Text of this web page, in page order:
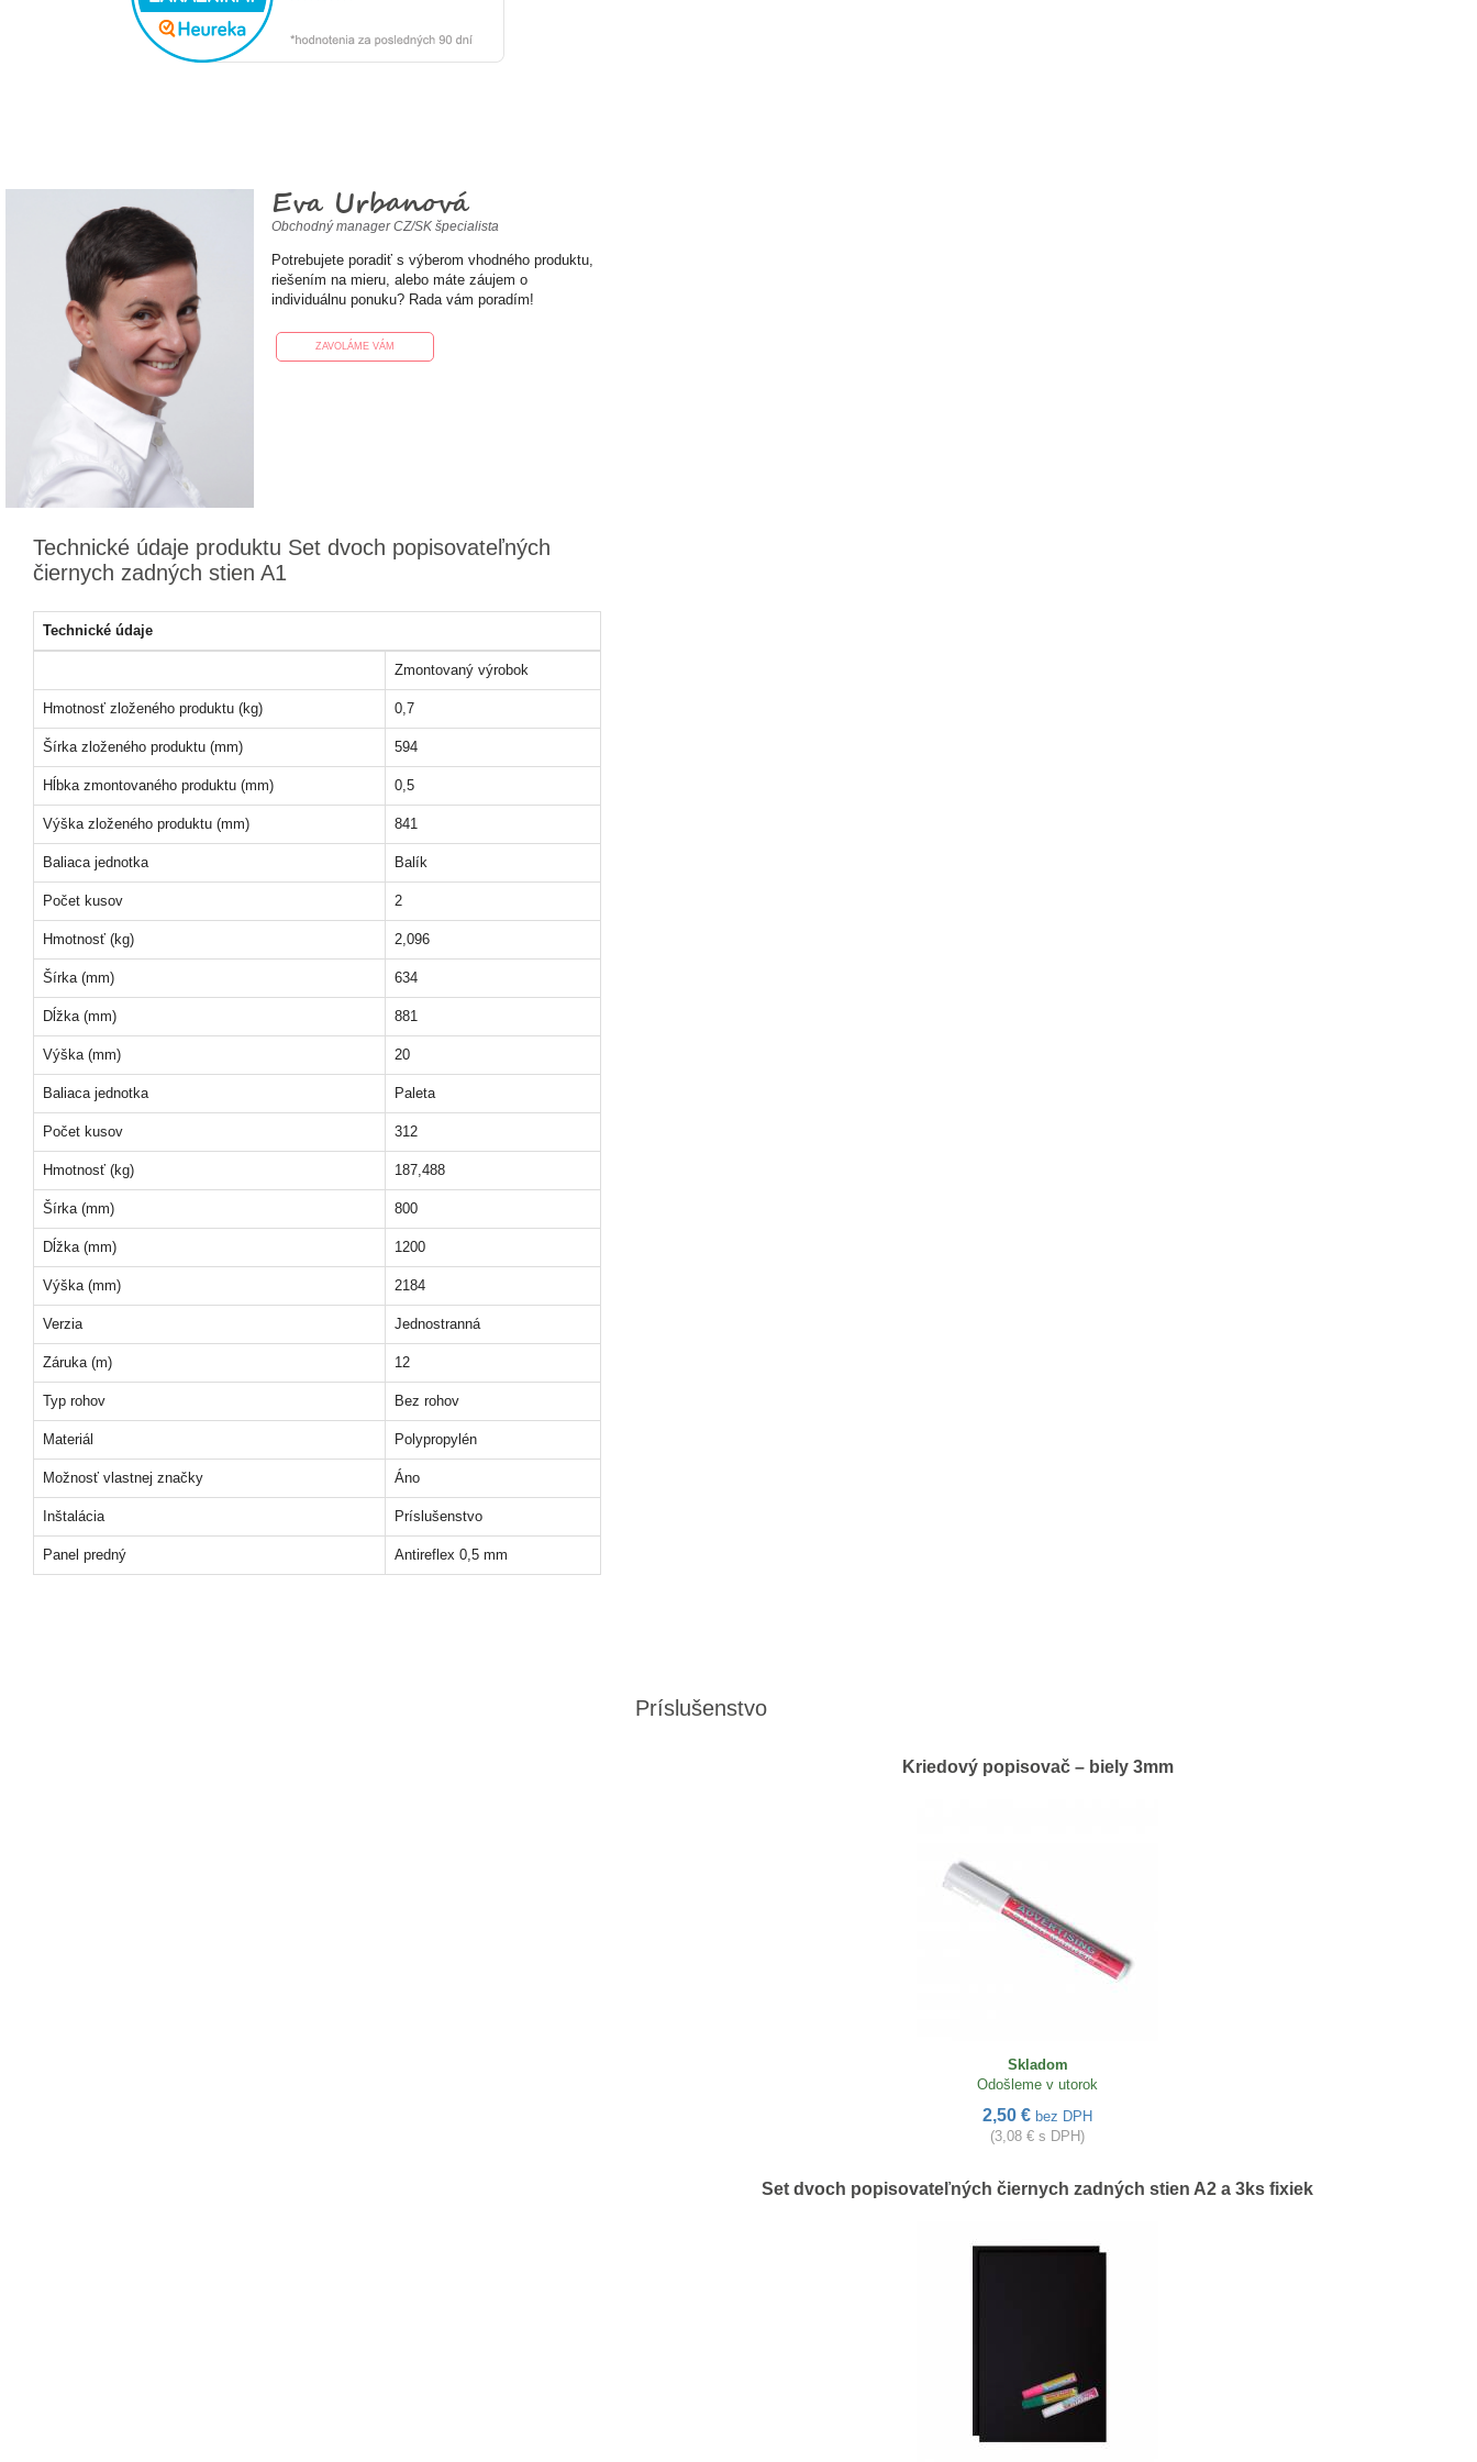
Eva Urbanová
Obchodný manager CZ/SK špecialista
Potrebujete poradiť s výberom vhodného produktu,
riešením na mieru, alebo máte záujem o
individuálnu ponuku? Rada vám poradím!
ZAVOLÁME VÁM
Technické údaje produktu Set dvoch popisovateľných
čiernych zadných stien A1
Technické údaje
Zmontovaný výrobok
Hmotnosť zloženého produktu (kg) 0,7
Šírka zloženého produktu (mm) 594
Hĺbka zmontovaného produktu (mm) 0,5
Výška zloženého produktu (mm) 841
Baliaca jednotka Balík
Počet kusov 2
Hmotnosť (kg) 2,096
Šírka (mm) 634
Dĺžka (mm) 881
Výška (mm) 20
Baliaca jednotka Paleta
Počet kusov 312
Hmotnosť (kg) 187,488
Šírka (mm) 800
Dĺžka (mm) 1200
Výška (mm) 2184
Verzia Jednostranná
Záruka (m) 12
Typ rohov Bez rohov
Materiál Polypropylén
Možnosť vlastnej značky Áno
Inštalácia Príslušenstvo
Panel predný Antireflex 0,5 mm
Príslušenstvo
Kriedový popisovač – biely 3mm
Skladom
Odošleme v utorok
2,50 €bez DPH
(3,08 € s DPH)
Set dvoch popisovateľných čiernych zadných stien A2 a 3ks fixiek